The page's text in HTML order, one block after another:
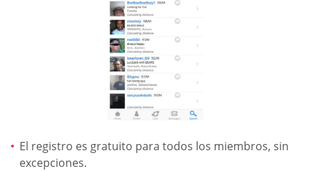
El registro es gratuito para todos los miembros, sin
excepciones.